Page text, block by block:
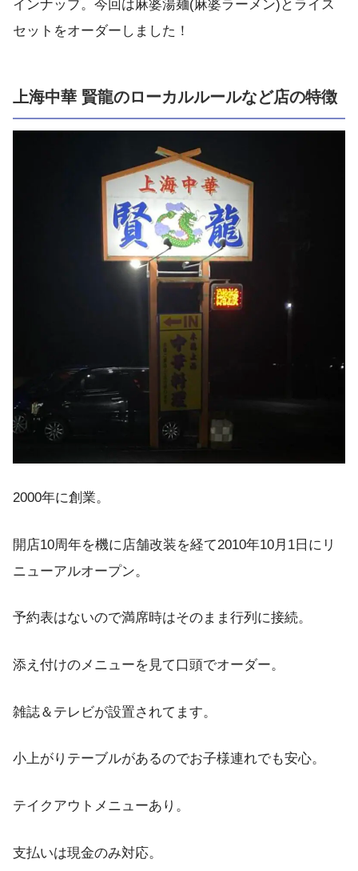
インナップ。今回は麻婆湯麺(麻婆ラーメン)とライス
セットをオーダーしました！
上海中華 賢龍のローカルルールなど店の特徴
2000年に創業。
開店10周年を機に店舗改装を経て2010年10月1日にリ
ニューアルオープン。
予約表はないので満席時はそのまま行列に接続。
添え付けのメニューを見て口頭でオーダー。
雑誌＆テレビが設置されてます。
小上がりテーブルがあるのでお子様連れでも安心。
テイクアウトメニューあり。
支払いは現金のみ対応。